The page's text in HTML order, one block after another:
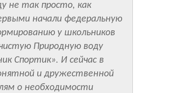
не так просто, как
начали федеральную
у школьников
Природную воду
Спортик». И сейчас в
и дружественной
о необходимости